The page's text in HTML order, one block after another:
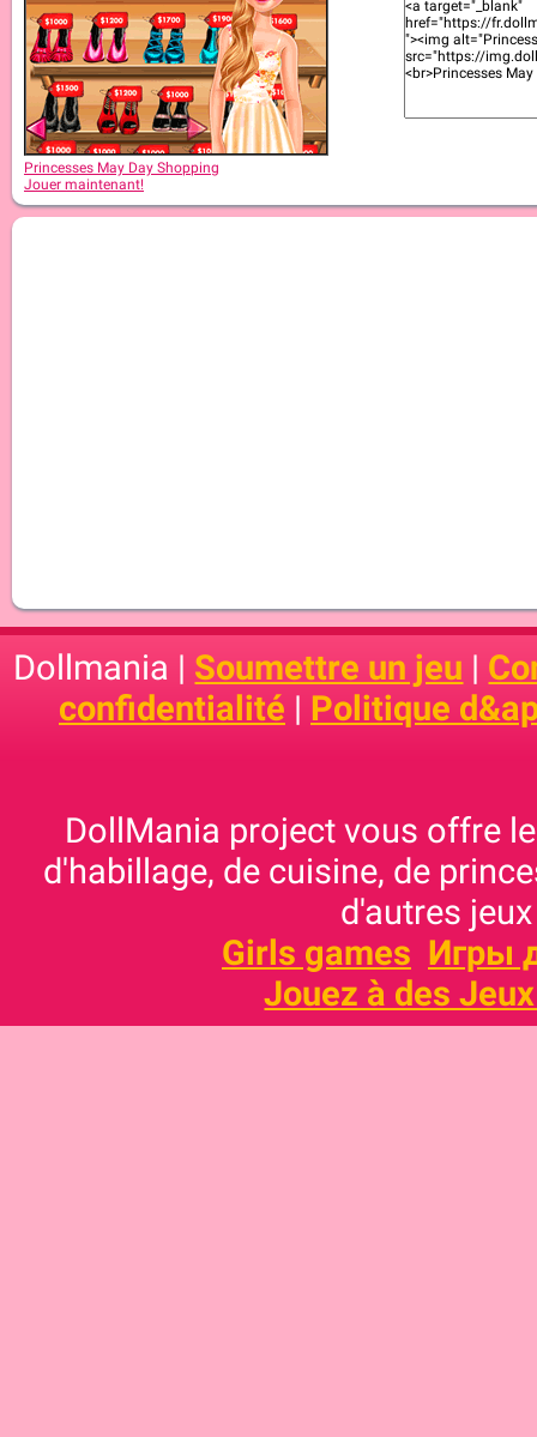
Princesses May Day Shopping
Jouer maintenant!
Dollmania | Soumettre un jeu |
confidentialité | Politique
DollMania project vous offre
d'habillage, de cuisine, de
d'autres
Girls games Игры
Jouez à des